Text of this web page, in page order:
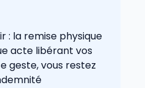
: la remise physique
acte libérant vos
geste, vous restez